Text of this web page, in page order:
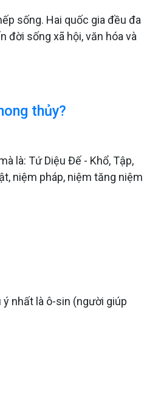
sống. Hai quốc gia đều đa
đời sống xã hội, văn hóa và
thủy?
là: Tứ Diệu Đế - Khổ, Tập,
niệm pháp, niệm tăng niệm
nhất là ô-sin (người giúp